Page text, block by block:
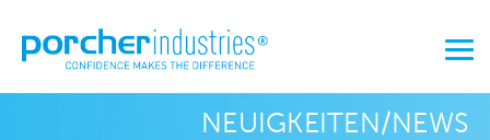
NEUIGKEITEN/NEWS